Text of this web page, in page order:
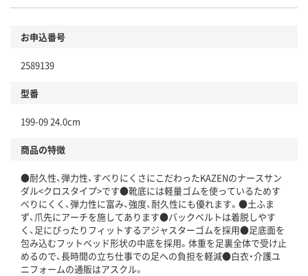
お申込番号
2589139
型番
199-09 24.0cm
商品の特徴
●耐久性、弾力性、すべりにくさにこだわったKAZENのナースサン
ダル<クロスタイプ>です●靴底には軽量ゴムを使っているためす
べりにくく、弾力性に富み、強度、耐久性にも優れます。●土ふま
ず、爪先にアーチを施してあります●バックベルトは着脱しやす
く、足にぴったりフィットするアジャスターゴムを採用●足底面を
包み込むフットベッド形状の中底を採用。体重を足裏全体で受け止
めるので、長時間の立ち仕事での足への負担を軽減●白衣・介護ユ
ニフォームの通販はアスクル。